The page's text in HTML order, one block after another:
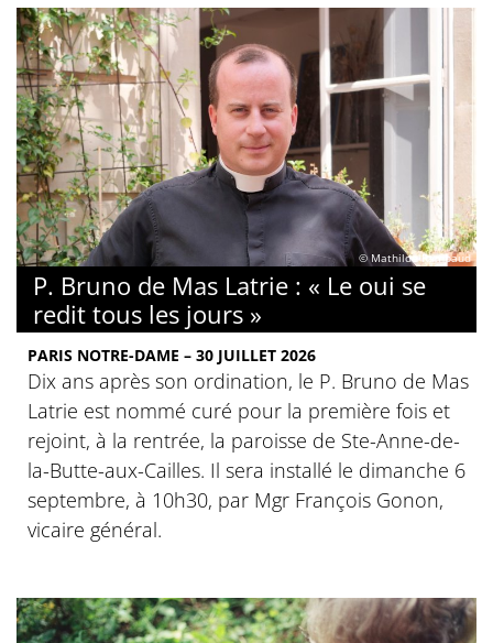
© Mathilde Rambaud
P. Bruno de Mas Latrie : « Le oui se
redit tous les jours »
PARIS NOTRE-DAME – 30 JUILLET 2026
Dix ans après son ordination, le P. Bruno de Mas
Latrie est nommé curé pour la première fois et
rejoint, à la rentrée, la paroisse de Ste-Anne-de-
la-Butte-aux-Cailles. Il sera installé le dimanche 6
septembre, à 10h30, par Mgr François Gonon,
vicaire général.